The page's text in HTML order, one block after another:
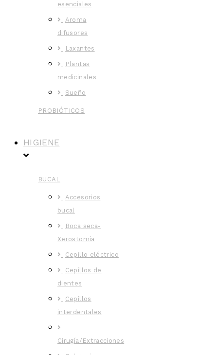
esenciales
Aroma
difusores
Laxantes
Plantas
medicinales
Sueño
PROBIÓTICOS
HIGIENE
BUCAL
Accesorios
bucal
Boca seca-
Xerostomía
Cepillo eléctrico
Cepillos de
dientes
Cepillos
interdentales
Cirugía/Extracciones